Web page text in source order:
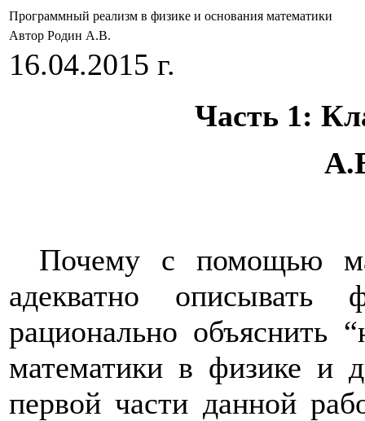
Программный реализм в физике и основания математики
Автор Родин А.В.
16.04.2015 г.
Часть 1:
Почему с помощью
адекватно описывать
рационально объяснить
математики в физике и
первой части данной